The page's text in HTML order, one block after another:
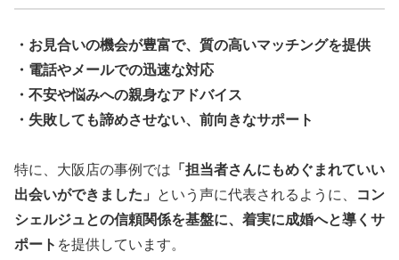
・お見合いの機会が豊富で、質の高いマッチングを提供
・電話やメールでの迅速な対応
・不安や悩みへの親身なアドバイス
・失敗しても諦めさせない、前向きなサポート
特に、大阪店の事例では 「担当者さんにもめぐまれていい
出会いができました」
という声に代表されるように、
コン
シェルジュとの信頼関係を基盤に、着実に成婚へと導くサ
ポート を提供しています。